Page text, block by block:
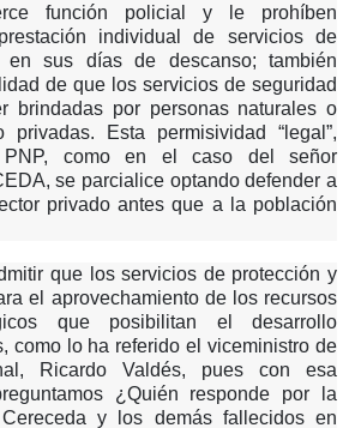
función policial y le prohíben
individual de servicios de
en sus días de descanso; también
de que los servicios de seguridad
brindadas por personas naturales o
Esta permisividad “legal”,
como en el caso del señor
se parcialice optando defender a
privado antes que a la población
que los servicios de protección y
el aprovechamiento de los recursos
que posibilitan el desarrollo
como lo ha referido el viceministro de
Ricardo Valdés, pues con esa
¿Quién responde por la
y los demás fallecidos en